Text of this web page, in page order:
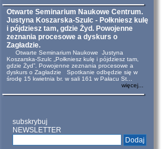
Otwarte Seminarium Naukowe Centrum.
Justyna Koszarska-Szulc - Połkniesz kulę
i pójdziesz tam, gdzie Żyd. Powojenne
zeznania procesowe a dyskurs o
Zagładzie.
Otwarte Seminarium Naukowe Justyna
Koszarska-Szulc „Połkniesz kulę i pójdziesz tam,
gdzie Żyd”. Powojenne zeznania procesowe a
dyskurs o Zagładzie Spotkanie odbędzie się w
środę 15 kwietnia br. w sali 161 w Pałacu St...
więcej...
subskrybuj
NEWSLETTER